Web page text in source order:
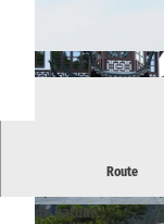
© Taijiquan Sächsische
Route
Taijiquan
de natuur.